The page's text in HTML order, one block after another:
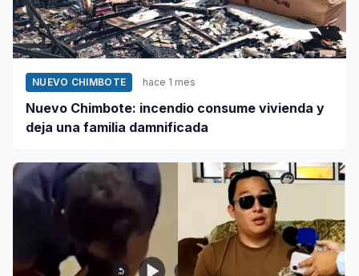
NUEVO CHIMBOTE hace 1 mes
Nuevo Chimbote: incendio consume vivienda y
deja una familia damnificada